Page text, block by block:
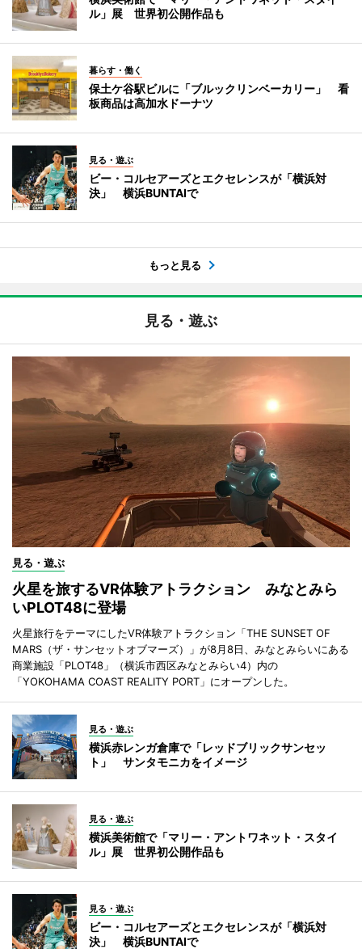
ル」展 世界初公開作品も
暮らす・働く
保土ケ谷駅ビルに「ブルックリンベーカリー」 看
板商品は高加水ドーナツ
見る・遊ぶ
ビー・コルセアーズとエクセレンスが「横浜対
決」 横浜BUNTAIで
もっと見る
見る・遊ぶ
見る・遊ぶ
火星を旅するVR体験アトラクション みなとみら
いPLOT48に登場
火星旅行をテーマにしたVR体験アトラクション「THE SUNSET OF
MARS（ザ・サンセットオブマーズ）」が8月8日、みなとみらいにある
商業施設「PLOT48」（横浜市西区みなとみらい4）内の
「YOKOHAMA COAST REALITY PORT」にオープンした。
見る・遊ぶ
横浜赤レンガ倉庫で「レッドブリックサンセッ
ト」 サンタモニカをイメージ
見る・遊ぶ
横浜美術館で「マリー・アントワネット・スタイ
ル」展 世界初公開作品も
見る・遊ぶ
ビー・コルセアーズとエクセレンスが「横浜対
決」 横浜BUNTAIで